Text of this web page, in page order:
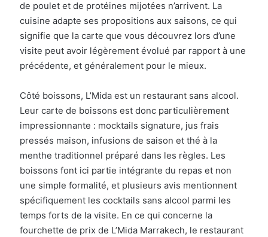
de poulet et de protéines mijotées n’arrivent. La
cuisine adapte ses propositions aux saisons, ce qui
signifie que la carte que vous découvrez lors d’une
visite peut avoir légèrement évolué par rapport à une
précédente, et généralement pour le mieux.
Côté boissons, L’Mida est un restaurant sans alcool.
Leur carte de boissons est donc particulièrement
impressionnante : mocktails signature, jus frais
pressés maison, infusions de saison et thé à la
menthe traditionnel préparé dans les règles. Les
boissons font ici partie intégrante du repas et non
une simple formalité, et plusieurs avis mentionnent
spécifiquement les cocktails sans alcool parmi les
temps forts de la visite. En ce qui concerne la
fourchette de prix de L’Mida Marrakech, le restaurant